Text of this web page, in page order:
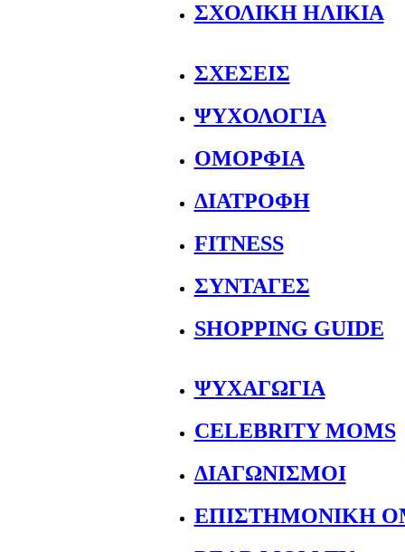
ΣΧΟΛΙΚΗ ΗΛΙΚΙΑ
ΣΧΕΣΕΙΣ
ΨΥΧΟΛΟΓΙΑ
ΟΜΟΡΦΙΑ
ΔΙΑΤΡΟΦΗ
FITNESS
ΣΥΝΤΑΓΕΣ
SHOPPING GUIDE
ΨΥΧΑΓΩΓΙΑ
CELEBRITY MOMS
ΔΙΑΓΩΝΙΣΜΟΙ
ΕΠΙΣΤΗΜΟΝΙΚΗ